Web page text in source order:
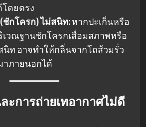
ดยตรง
กโครก) ไม่สนิท:หากปะเก็นหรือ
เวณฐานชักโครกเสื่อมสภาพหรือ
นิท อาจทำให้กลิ่นจากโถส้วมรั่ว
าภายนอกได้
ะการถ่ายเทอากาศไม่ดี